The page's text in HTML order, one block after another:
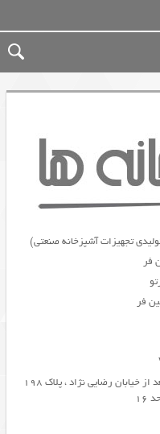
تجهیزات آشپزخانه صنعتی)
آدرس : تهران ، بلوار مرزداران ، بعد از خیابان رضایی نژاد ، پلاک 198